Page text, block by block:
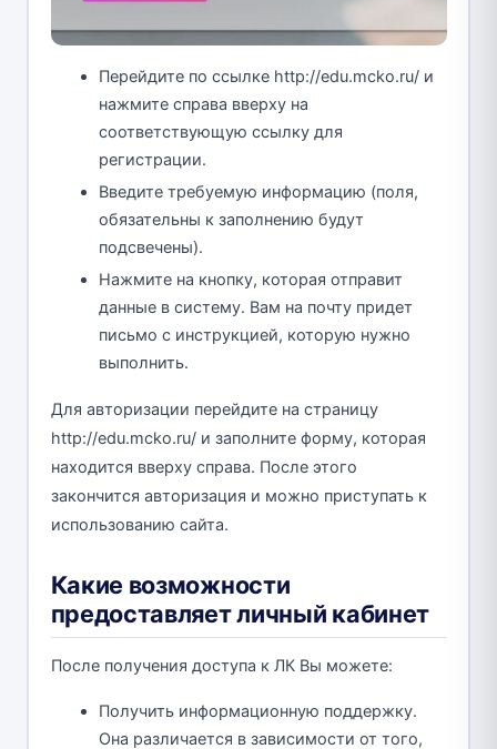
Перейдите по ссылке http://edu.mcko.ru/ и
нажмите справа вверху на
соответствующую ссылку для
регистрации.
Введите требуемую информацию (поля,
обязательны к заполнению будут
подсвечены).
Нажмите на кнопку, которая отправит
данные в систему. Вам на почту придет
письмо с инструкцией, которую нужно
выполнить.
Для авторизации перейдите на страницу
http://edu.mcko.ru/ и заполните форму, которая
находится вверху справа. После этого
закончится авторизация и можно приступать к
использованию сайта.
Какие возможности
предоставляет личный кабинет
После получения доступа к ЛК Вы можете:
Получить информационную поддержку.
Она различается в зависимости от того,